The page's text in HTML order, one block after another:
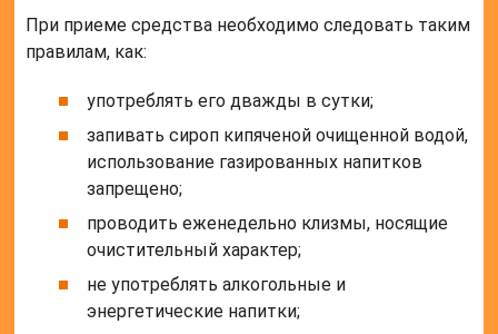
При приеме средства необходимо следовать таким
правилам, как:
употреблять его дважды в сутки;
запивать сироп кипяченой очищенной водой,
использование газированных напитков
запрещено;
проводить еженедельно клизмы, носящие
очистительный характер;
не употреблять алкогольные и
энергетические напитки;